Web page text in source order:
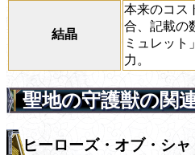
結晶
本来のコス
合、記載の
ミュレット
力。
聖地の守護獣の関
ヒーローズ・オブ・シ